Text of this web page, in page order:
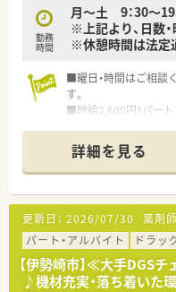
勤務
時間
月～土 9：30～19
※上記より、日数
※休憩時間は法定
■曜日・時間はご相談
す。
■時給2,600円！パー
■週20時間以上の勤
<企業特徴>
■大手ドラッグストア
詳細を見る
更新日： 2026/07/30 薬剤
パート・アルバイト
ドラッ
【伊勢崎市】≪大手DGS
♪機材充実・落ち着いた